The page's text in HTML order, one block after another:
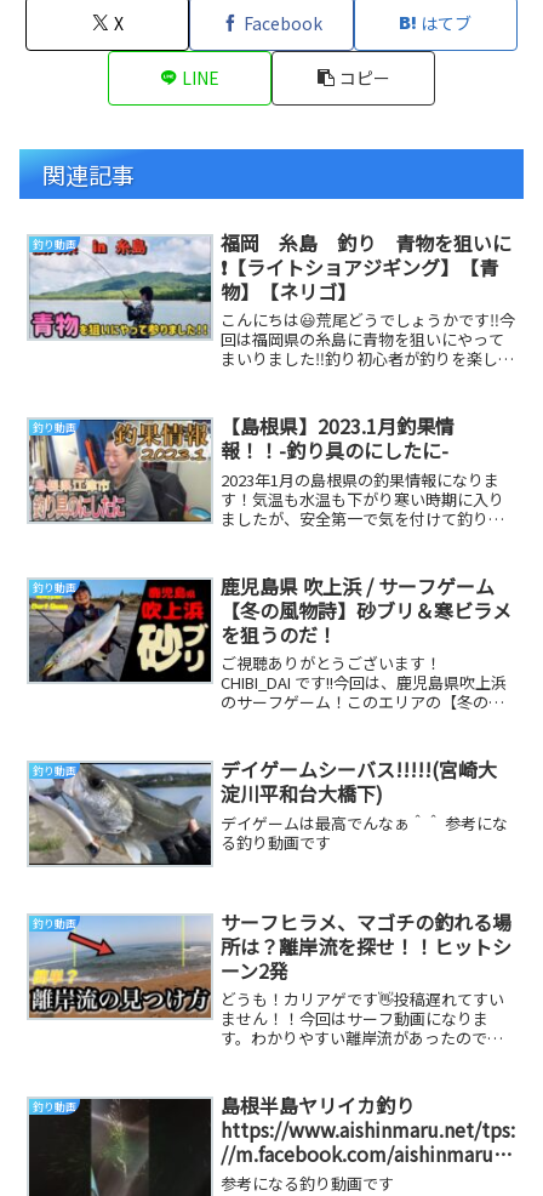
X Facebook はてブ
LINE コピー
関連記事
釣り動画
福岡 糸島 釣り 青物を狙いに
❗️【ライトショアジギング】【青
物】【ネリゴ】
こんにちは😃荒尾どうでしょうかです‼️今
回は福岡県の糸島に青物を狙いにやって
まいりました‼️釣り初心者が釣りを楽しん
釣り動画
【島根県】2023.1月釣果情
報！！-釣り具のにしたに-
2023年1月の島根県の釣果情報になりま
す！気温も水温も下がり寒い時期に入り
ましたが、安全第一で気を付けて釣りを
釣り動画
鹿児島県 吹上浜 / サーフゲーム
【冬の風物詩】砂ブリ＆寒ビラメ
を狙うのだ！
ご視聴ありがとうございます！
CHIBI_DAI です!!今回は、鹿児島県吹上浜
のサーフゲーム！このエリアの【冬の風
釣り動画
デイゲームシーバス!!!!!(宮崎大
淀川平和台大橋下)
デイゲームは最高でんなぁ＾＾ 参考にな
る釣り動画です
釣り動画
サーフヒラメ、マゴチの釣れる場
所は？離岸流を探せ！！ヒットシ
ーン2発
どうも！カリアゲです👋投稿遅れてすい
ません！！今回はサーフ動画になりま
す。わかりやすい離岸流があったので、
釣り動画
島根半島ヤリイカ釣り
https://www.aishinmaru.net/tps:
//m.facebook.com/aishinmaru11
16/
参考になる釣り動画です